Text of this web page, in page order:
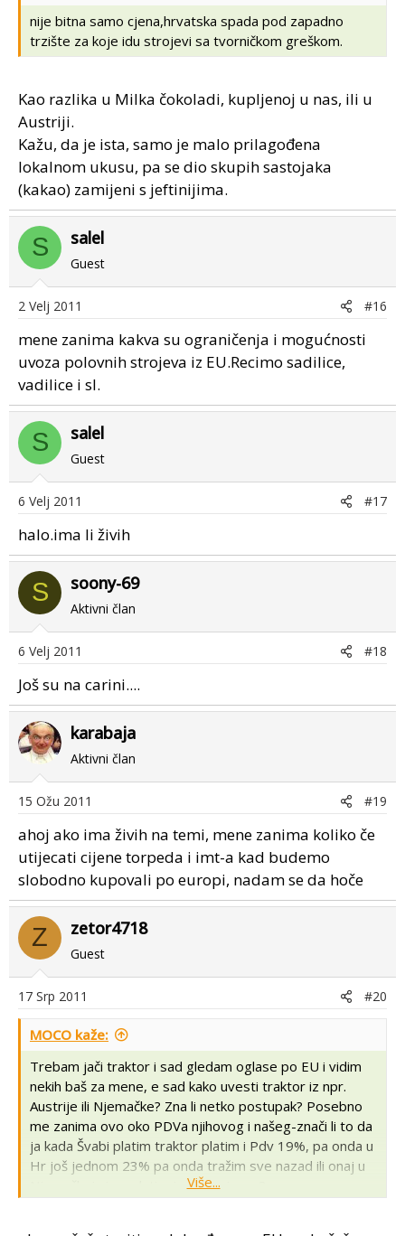
nije bitna samo cjena,hrvatska spada pod zapadno
trzište za koje idu strojevi sa tvorničkom greškom.
Kao razlika u Milka čokoladi, kupljenoj u nas, ili u
Austriji.
Kažu, da je ista, samo je malo prilagođena
lokalnom ukusu, pa se dio skupih sastojaka
(kakao) zamijeni s jeftinijima.
S salel
Guest
2 Velj 2011 #16
mene zanima kakva su ograničenja i mogućnosti
uvoza polovnih strojeva iz EU.Recimo sadilice,
vadilice i sl.
S salel
Guest
6 Velj 2011 #17
halo.ima li živih
S soony-69
Aktivni član
6 Velj 2011 #18
Još su na carini....
karabaja
Aktivni član
15 Ožu 2011 #19
ahoj ako ima živih na temi, mene zanima koliko če
utijecati cijene torpeda i imt-a kad budemo
slobodno kupovali po europi, nadam se da hoče
Z zetor4718
Guest
17 Srp 2011 #20
MOCO kaže:
Trebam jači traktor i sad gledam oglase po EU i vidim
nekih baš za mene, e sad kako uvesti traktor iz npr.
Austrije ili Njemačke? Zna li netko postupak? Posebno
me zanima ovo oko PDVa njihovog i našeg-znači li to da
ja kada Švabi platim traktor platim i Pdv 19%, pa onda u
Hr još jednom 23% pa onda tražim sve nazad ili onaj u
Njemačkoj ni ne platim jer ide u izvoz?
Više...